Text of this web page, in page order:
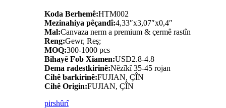
Koda Berhemê:HTM002
Mezinahiya pêçandî:4,33″x3,07″x0,4″
Mal:Canvaza nerm a premium & çermê rastîn
Reng:Gewr, Reş;
MOQ:300-1000 pcs
Bihayê Fob Xiamen:USD2.8-4.8
Dema radestkirinê:Nêzîkî 35-45 rojan
Cihê barkirinê:FUJIAN, ÇÎN
Cihê Origin:FUJIAN, ÇÎN
pirshûrî